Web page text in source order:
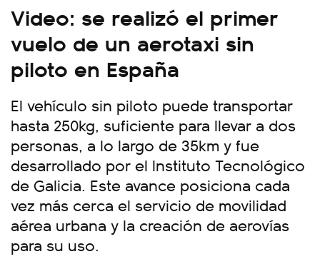
Video: se realizó el primer
vuelo de un aerotaxi sin
piloto en España
El vehículo sin piloto puede transportar
hasta 250kg, suficiente para llevar a dos
personas, a lo largo de 35km y fue
desarrollado por el Instituto Tecnológico
de Galicia. Este avance posiciona cada
vez más cerca el servicio de movilidad
aérea urbana y la creación de aerovías
para su uso.